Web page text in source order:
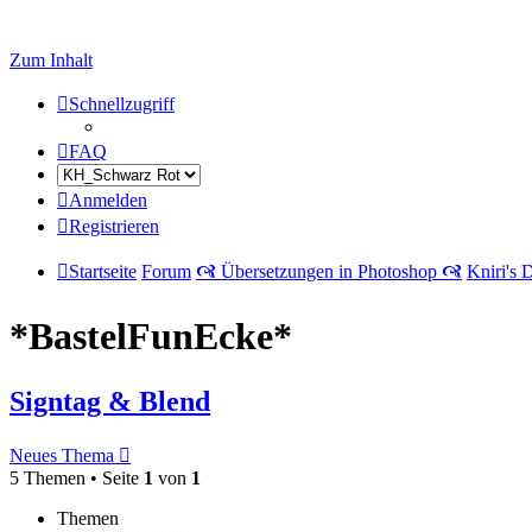
Zum Inhalt
Schnellzugriff
FAQ
Anmelden
Registrieren
Startseite Forum 🙧 Übersetzungen in Photoshop 🙧 Kniri's
*BastelFunEcke*
Signtag & Blend
Neues Thema
5 Themen • Seite 1 von 1
Themen